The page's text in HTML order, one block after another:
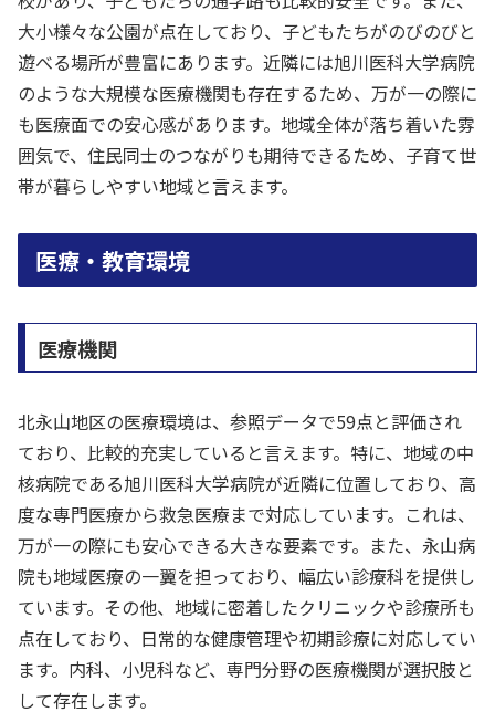
大小様々な公園が点在しており、子どもたちがのびのびと
遊べる場所が豊富にあります。近隣には旭川医科大学病院
のような大規模な医療機関も存在するため、万が一の際に
も医療面での安心感があります。地域全体が落ち着いた雰
囲気で、住民同士のつながりも期待できるため、子育て世
帯が暮らしやすい地域と言えます。
医療・教育環境
医療機関
北永山地区の医療環境は、参照データで59点と評価され
ており、比較的充実していると言えます。特に、地域の中
核病院である旭川医科大学病院が近隣に位置しており、高
度な専門医療から救急医療まで対応しています。これは、
万が一の際にも安心できる大きな要素です。また、永山病
院も地域医療の一翼を担っており、幅広い診療科を提供し
ています。その他、地域に密着したクリニックや診療所も
点在しており、日常的な健康管理や初期診療に対応してい
ます。内科、小児科など、専門分野の医療機関が選択肢と
して存在します。